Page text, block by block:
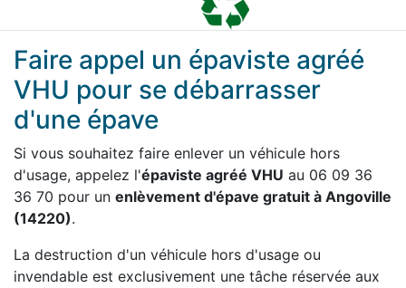
Faire appel un épaviste agréé
VHU pour se débarrasser
d'une épave
Si vous souhaitez faire enlever un véhicule hors
d'usage, appelez l'épaviste agréé VHU au 06 09 36
36 70 pour un enlèvement d'épave gratuit à Angoville
(14220).
La destruction d'un véhicule hors d'usage ou
invendable est exclusivement une tâche réservée aux